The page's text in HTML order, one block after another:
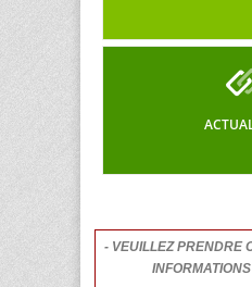
- VEUILLEZ PRENDRE